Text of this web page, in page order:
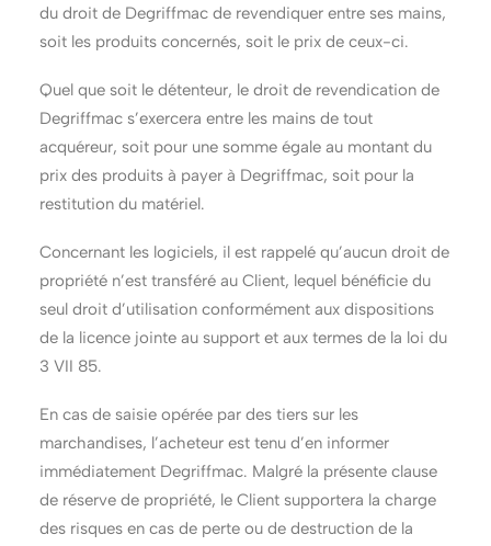
du droit de Degriffmac de revendiquer entre ses mains,
soit les produits concernés, soit le prix de ceux-ci.
Quel que soit le détenteur, le droit de revendication de
Degriffmac s’exercera entre les mains de tout
acquéreur, soit pour une somme égale au montant du
prix des produits à payer à Degriffmac, soit pour la
restitution du matériel.
Concernant les logiciels, il est rappelé qu’aucun droit de
propriété n’est transféré au Client, lequel bénéficie du
seul droit d’utilisation conformément aux dispositions
de la licence jointe au support et aux termes de la loi du
3 VII 85.
En cas de saisie opérée par des tiers sur les
marchandises, l’acheteur est tenu d’en informer
immédiatement Degriffmac. Malgré la présente clause
de réserve de propriété, le Client supportera la charge
des risques en cas de perte ou de destruction de la